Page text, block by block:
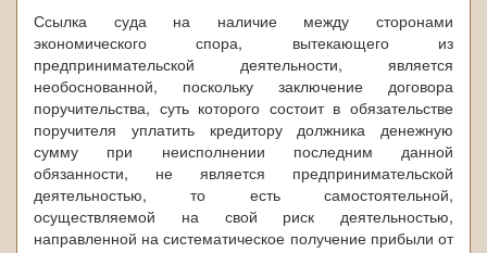
Ссылка суда на наличие между сторонами
экономического спора, вытекающего из
предпринимательской деятельности, является
необоснованной, поскольку заключение договора
поручительства, суть которого состоит в обязательстве
поручителя уплатить кредитору должника денежную
сумму при неисполнении последним данной
обязанности, не является предпринимательской
деятельностью, то есть самостоятельной,
осуществляемой на свой риск деятельностью,
направленной на систематическое получение прибыли от